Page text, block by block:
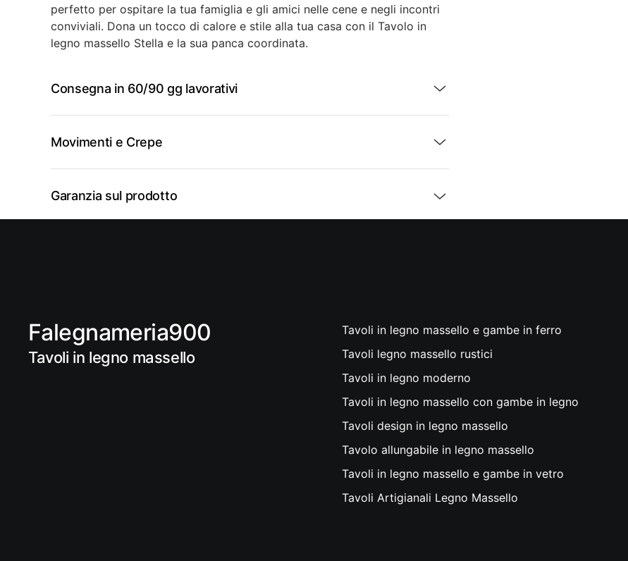
perfetto per ospitare la tua famiglia e gli amici nelle cene e negli incontri
conviviali. Dona un tocco di calore e stile alla tua casa con il Tavolo in
legno massello Stella e la sua panca coordinata.
Consegna in 60/90 gg lavorativi
Movimenti e Crepe
Garanzia sul prodotto
Falegnameria900
Tavoli in legno massello
Tavoli in legno massello e gambe in ferro
Tavoli legno massello rustici
Tavoli in legno moderno
Tavoli in legno massello con gambe in legno
Tavoli design in legno massello
Tavolo allungabile in legno massello
Tavoli in legno massello e gambe in vetro
Tavoli Artigianali Legno Massello